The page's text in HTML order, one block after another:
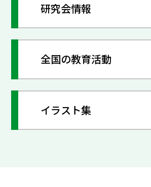
研究会情報
全国の教育活動
イラスト集